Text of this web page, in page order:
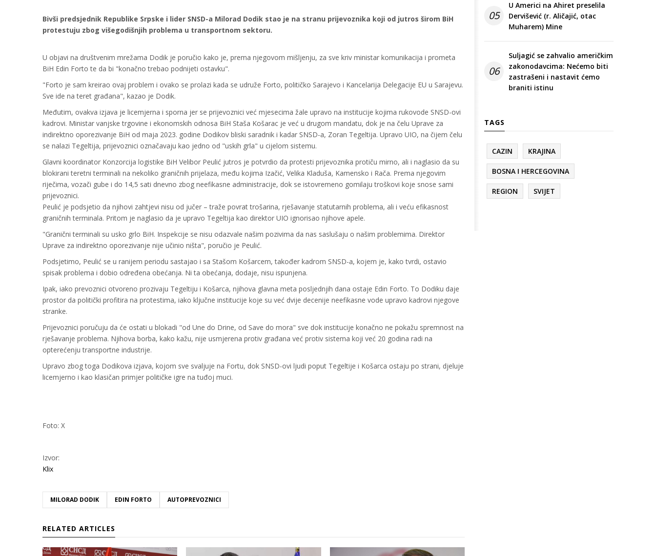
Bivši predsjednik Republike Srpske i lider SNSD-a Milorad Dodik stao je na stranu prijevoznika koji od jutros širom BiH
protestuju zbog višegodišnjih problema u transportnom sektoru.
U objavi na društvenim mrežama Dodik je poručio kako je, prema njegovom mišljenju, za sve kriv ministar komunikacija i prometa
BiH Edin Forto te da bi "konačno trebao podnijeti ostavku".
"Forto je sam kreirao ovaj problem i ovako se prolazi kada se udruže Forto, političko Sarajevo i Kancelarija Delegacije EU u Sarajevu.
Sve ide na teret građana", kazao je Dodik.
Međutim, ovakva izjava je licemjerna i sporna jer se prijevoznici već mjesecima žale upravo na institucije kojima rukovode SNSD-ovi
kadrovi. Ministar vanjske trgovine i ekonomskih odnosa BiH Staša Košarac je već u drugom mandatu, dok je na čelu Uprave za
indirektno oporezivanje BiH od maja 2023. godine Dodikov bliski saradnik i kadar SNSD-a, Zoran Tegeltija. Upravo UIO, na čijem čelu
se nalazi Tegeltija, prijevoznici označavaju kao jedno od "uskih grla" u cijelom sistemu.
Glavni koordinator Konzorcija logistike BiH Velibor Peulić jutros je potvrdio da protesti prijevoznika protiču mirno, ali i naglasio da su
blokirani teretni terminali na nekoliko graničnih prijelaza, među kojima Izačić, Velika Kladuša, Kamensko i Rača. Prema njegovim
riječima, vozači gube i do 14,5 sati dnevno zbog neefikasne administracije, dok se istovremeno gomilaju troškovi koje snose sami
prijevoznici.
Peulić je podsjetio da njihovi zahtjevi nisu od jučer – traže povrat trošarina, rješavanje statutarnih problema, ali i veću efikasnost
graničnih terminala. Pritom je naglasio da je upravo Tegeltija kao direktor UIO ignorisao njihove apele.
"Granični terminali su usko grlo BiH. Inspekcije se nisu odazvale našim pozivima da nas saslušaju o našim problemima. Direktor
Uprave za indirektno oporezivanje nije učinio ništa", poručio je Peulić.
Podsjetimo, Peulić se u ranijem periodu sastajao i sa Stašom Košarcem, također kadrom SNSD-a, kojem je, kako tvrdi, ostavio
spisak problema i dobio određena obećanja. Ni ta obećanja, dodaje, nisu ispunjena.
Ipak, iako prevoznici otvoreno prozivaju Tegeltiju i Košarca, njihova glavna meta posljednjih dana ostaje Edin Forto. To Dodiku daje
prostor da politički profitira na protestima, iako ključne institucije koje su već dvije decenije neefikasne vode upravo kadrovi njegove
stranke.
Prijevoznici poručuju da će ostati u blokadi "od Une do Drine, od Save do mora" sve dok institucije konačno ne pokažu spremnost na
rješavanje problema. Njihova borba, kako kažu, nije usmjerena protiv građana već protiv sistema koji već 20 godina radi na
opterećenju transportne industrije.
Upravo zbog toga Dodikova izjava, kojom sve svaljuje na Fortu, dok SNSD-ovi ljudi poput Tegeltije i Košarca ostaju po strani, djeluje
licemjerno i kao klasičan primjer političke igre na tuđoj muci.
Foto: X
Izvor:
Klix
MILORAD DODIK EDIN FORTO AUTOPREVOZNICI
RELATED ARTICLES
05
U Americi na Ahiret preselila
Dervišević (r. Aličajić, otac
Muharem) Mine
06
Suljagić se zahvalio američkim
zakonodavcima: Nećemo biti
zastrašeni i nastavit ćemo
braniti istinu
TAGS
CAZIN KRAJINA
BOSNA I HERCEGOVINA
REGION SVIJET